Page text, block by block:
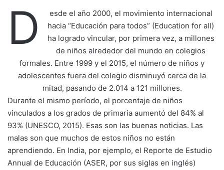
D
esde el año 2000, el movimiento internacional
hacia “Educación para todos” (Education for all)
ha logrado vincular, por primera vez, a millones
de niños alrededor del mundo en colegios
formales. Entre 1999 y el 2015, el número de niños y
adolescentes fuera del colegio disminuyó cerca de la
mitad, pasando de 2.014 a 121 millones.
Durante el mismo período, el porcentaje de niños
vinculados a los grados de primaria aumentó del 84% al
93% (UNESCO, 2015). Esas son las buenas noticias. Las
malas son que muchos de estos niños no están
aprendiendo. En India, por ejemplo, el Reporte de Estudio
Annual de Educación (ASER, por sus siglas en inglés)